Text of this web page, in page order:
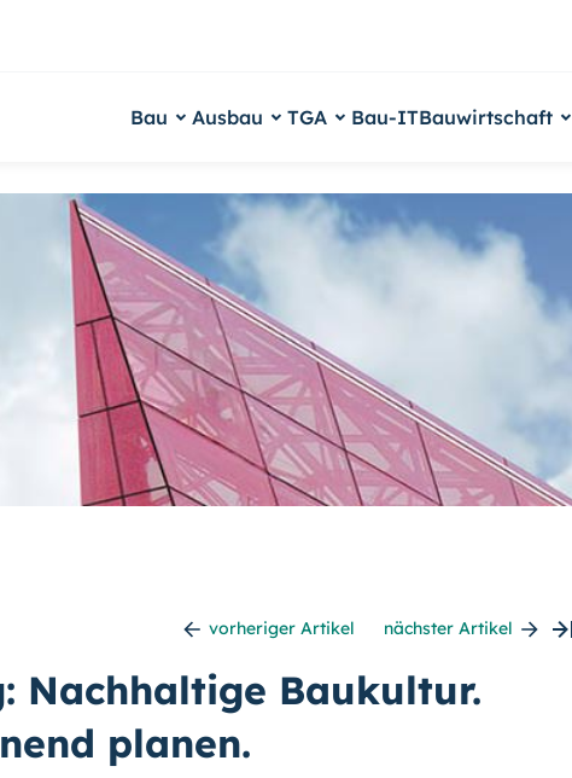
Bau Ausbau TGA Bau-ITBauwirtschaft
vorheriger Artikel nächster Artikel
Nachhaltige Baukultur.
planen.